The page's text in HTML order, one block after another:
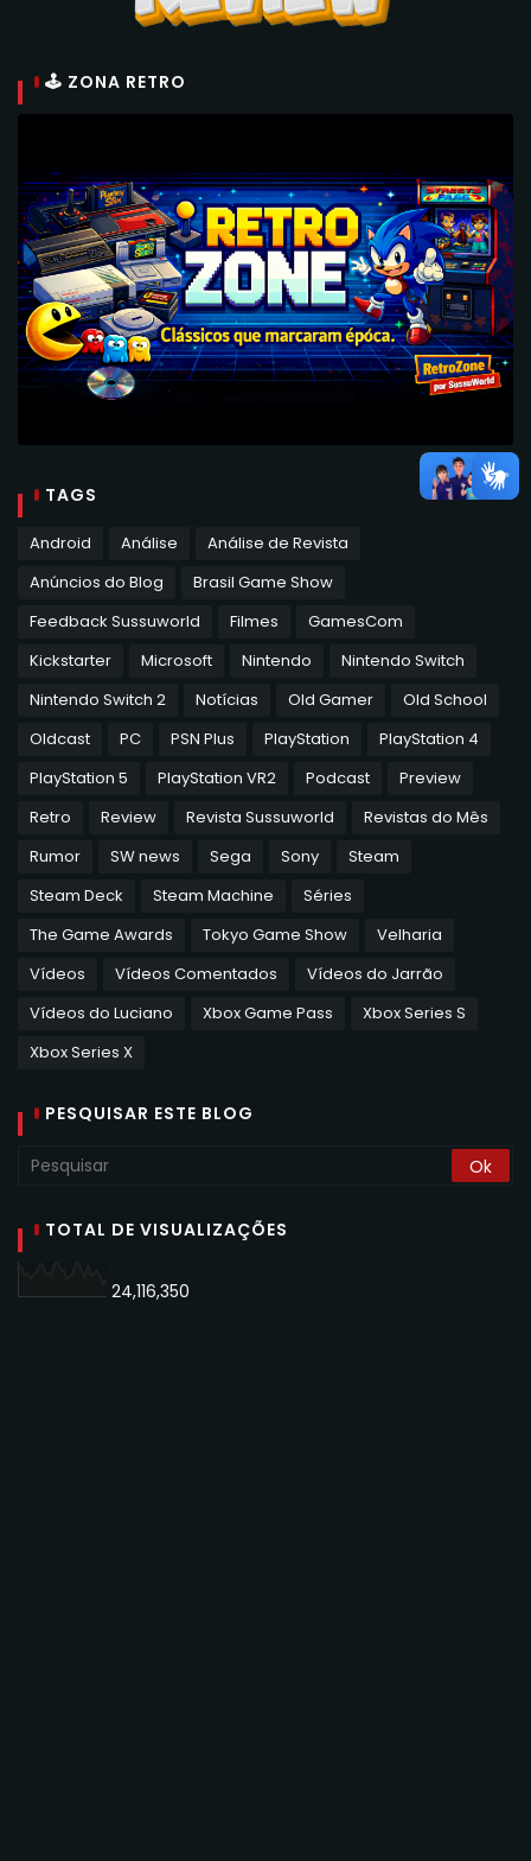
🕹 ZONA RETRO
TAGS
Android Análise
Análise de Revista
Anúncios do Blog
Brasil Game Show
Feedback Sussuworld
Filmes
GamesCom
Kickstarter
Microsoft Nintendo
Nintendo Switch
Nintendo Switch 2
Notícias Old Gamer
Old School
Oldcast
PC PSN Plus PlayStation
PlayStation 4
PlayStation 5
PlayStation VR2 Podcast
Preview
Retro
Review Revista Sussuworld
Revistas do Mês
Rumor
SW news Sega Sony
Steam
Steam Deck
Steam Machine
Séries
The Game Awards
Tokyo Game Show
Velharia
Vídeos
Vídeos Comentados
Vídeos do Jarrão
Vídeos do Luciano
Xbox Game Pass
Xbox Series S
Xbox Series X
PESQUISAR ESTE BLOG
TOTAL DE VISUALIZAÇÕES
24,116,350